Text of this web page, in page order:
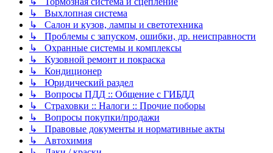
↳ Выхлопная система
↳ Салон и кузов, лампы и светотехника
↳ Проблемы с запуском, ошибки, др. неисправности
↳ Охранные системы и комплексы
↳ Кузовной ремонт и покраска
↳ Кондиционер
↳ Юридический раздел
↳ Вопросы ПДД :: Общение с ГИБДД
↳ Страховки :: Налоги :: Прочие поборы
↳ Вопросы покупки/продажи
↳ Правовые документы и нормативные акты
↳ Автохимия